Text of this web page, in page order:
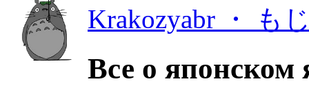
Krakozyabr ・ も
Все о японском